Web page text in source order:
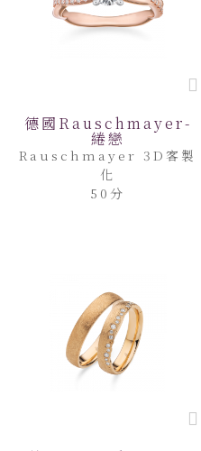
德國Rauschmayer-
綣戀
Rauschmayer 3D客製
化
50分